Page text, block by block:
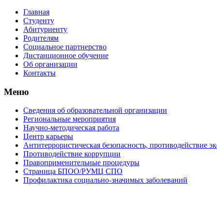
Главная
Студенту
Абитуриенту
Родителям
Социальное партнерство
Дистанционное обучение
Об организации
Контакты
Меню
Сведения об образовательной организации
Региональные мероприятия
Научно-методическая работа
Центр карьеры
Антитеррористическая безопасность, противодействие
Противодействие коррупции
Правоприменительные процедуры
Страница БПОО/РУМЦ CПO
Профилактика социально-значимых заболеваний